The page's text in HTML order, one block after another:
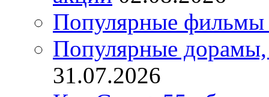
Популярные фильмы
Популярные дорамы,
31.07.2026